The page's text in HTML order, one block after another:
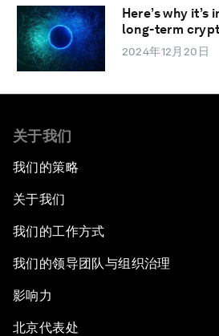
Here’s why
long-term
2024年12月20日
关于我们
我们的策略
关于我们
我们的工作方式
我们的领导团队与组织治理
影响力
北京代表处